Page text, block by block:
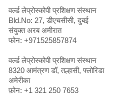
वर्ल्ड लेप्रोस्कोपी प्रशिक्षण संस्थान
Bld.No: 27, डीएचसीसी, दुबई
संयुक्त अरब अमीरात
फोन: +971525857874
वर्ल्ड लेप्रोस्कोपी प्रशिक्षण संस्थान
8320 आमंत्रण डॉ, तल्हासी, फ्लोरिडा
अमेरीका
फ़ोन: +1 321 250 7653